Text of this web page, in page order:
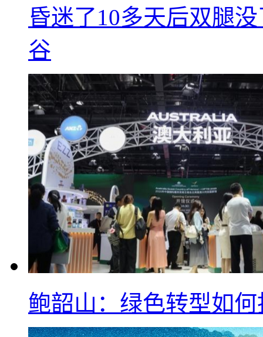
昏迷了10多天后双腿
谷
鲍韶山：绿色转型如